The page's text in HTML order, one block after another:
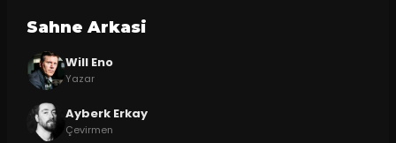
Sahne Arkasi
Will Eno
Yazar
Ayberk Erkay
Çevirmen